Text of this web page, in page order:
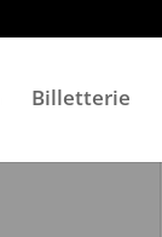
Billetterie